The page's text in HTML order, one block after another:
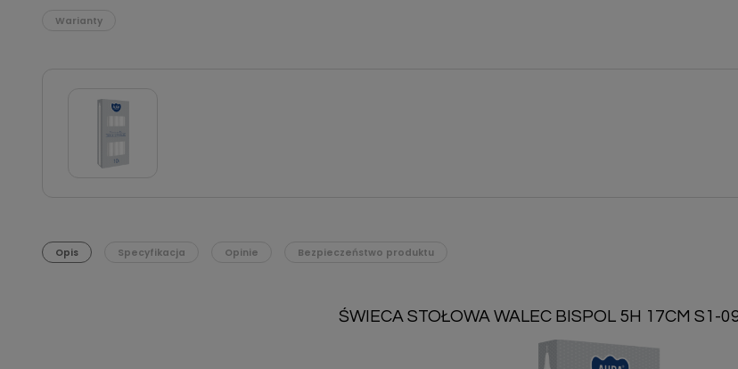
Warianty
Opis Specyfikacja Opinie Bezpieczeństwo produktu
ŚWIECA STOŁOWA WALEC BISPOL 5H 17CM S1-